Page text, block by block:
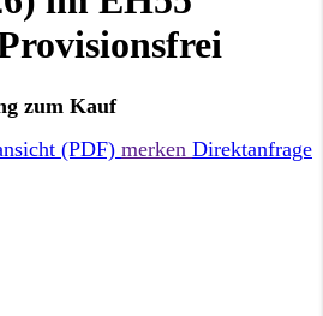
zum Kauf
(PDF) merken Direktanfrage